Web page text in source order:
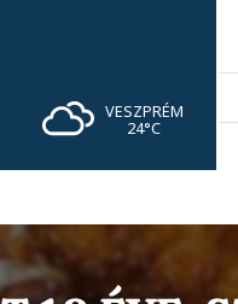
VESZPRÉM
24°C